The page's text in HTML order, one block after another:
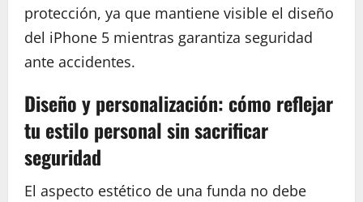
protección, ya que mantiene visible el diseño
del iPhone 5 mientras garantiza seguridad
ante accidentes.
Diseño y personalización: cómo reflejar
tu estilo personal sin sacrificar
seguridad
El aspecto estético de una funda no debe